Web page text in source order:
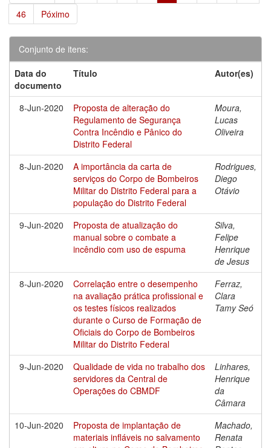
46
Póximo
Conjunto de itens:
Data do
documento
Título Autor(es)
8-Jun-2020
Proposta de alteração do
Regulamento de Segurança
Contra Incêndio e Pânico do
Distrito Federal
Moura,
Lucas
Oliveira
8-Jun-2020
A importância da carta de
serviços do Corpo de Bombeiros
Militar do Distrito Federal para a
população do Distrito Federal
Rodrigues,
Diego
Otávio
9-Jun-2020
Proposta de atualização do
manual sobre o combate a
incêndio com uso de espuma
Silva,
Felipe
Henrique
de Jesus
8-Jun-2020
Correlação entre o desempenho
na avaliação prática profissional e
os testes físicos realizados
durante o Curso de Formação de
Oficiais do Corpo de Bombeiros
Militar do Distrito Federal
Ferraz,
Clara
Tamy Seó
9-Jun-2020
Qualidade de vida no trabalho dos
servidores da Central de
Operações do CBMDF
Linhares,
Henrique
da
Câmara
10-Jun-2020
Proposta de implantação de
materiais infláveis no salvamento
Machado,
Renata